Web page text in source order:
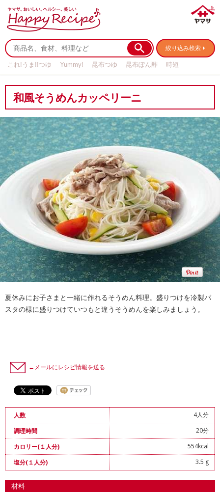
絞り込み検索
これ!うま!!つゆ Yummy! 昆布つゆ 昆布ぽん酢
時短
和風そうめんカッペリーニ
夏休みにお子さまと一緒に作れるそうめん料理。盛りつけを冷製パ
スタの様に盛りつけていつもと違うそうめんを楽しみましょう。
←メールにレシピ情報を送る
人数
4人分
調理時間
20分
カロリー(１人分)
554kcal
塩分(１人分)
3.5 g
材料